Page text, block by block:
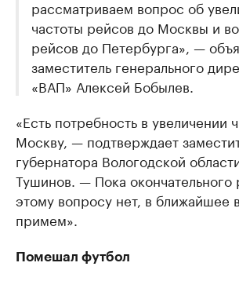
рассматриваем вопрос об
частоты рейсов до Москвы и
рейсов до Петербурга», —
заместитель генерального
«ВАП» Алексей Бобылев.
«Есть потребность в увеличении
Москву, — подтверждает
губернатора Вологодской
Тушинов. — Пока
этому вопросу нет, в ближайшее
примем».
Помешал футбол